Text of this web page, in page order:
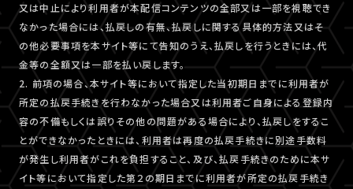
又は中止により利用者が本配信コンテンツの全部又は一部を視聴でき
なかった場合には、払戻しの有無、払戻しに関する具体的方法又はそ
の他必要事項を本サイト等にて告知のうえ、払戻しを行うときには、代
金等の全額又は一部を払い戻します。
2. 前項の場合、本サイト等において指定した当初期日までに利用者が
所定の払戻手続きを行わなかった場合又は利用者ご自身による登録内
容の不備もしくは誤りその他の問題がある場合により、払戻しをするこ
とができなかったときには、利用者は再度の払戻手続きに別途手数料
が発生し利用者がこれを負担すること、及び、払戻手続きのために本サ
イト等において指定した第２の期日までに利用者が所定の払戻手続き